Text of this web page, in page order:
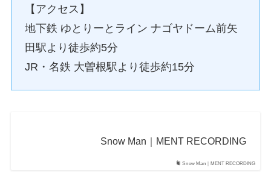
【アクセス】
地下鉄 ゆとりーとライン ナゴヤドーム前矢
田駅より徒歩約5分
JR・名鉄 大曽根駅より徒歩約15分
Snow Man｜MENT RECORDING
Snow Man｜MENT RECORDING